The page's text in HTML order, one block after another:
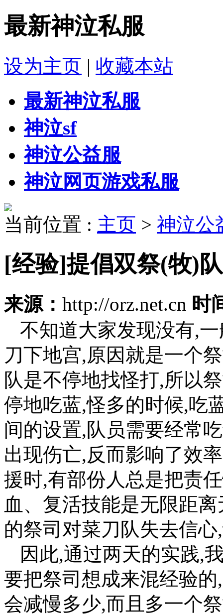
最新神泣私服
设为主页 | 收藏本站
最新神泣私服
神泣sf
神泣公益服
神泣网页游戏私服
当前位置 : 主页 > 神泣公
[经验]提倡双祭(牧)队
来源： http://orz.net.cn 时
不知道大家发现没有,
刀下地宫,原因就是一个
队是不停地找怪打,所以
停地吃蓝,怪多的时候,吃
间的设置,队员需要经常
出现伤亡,反而影响了效
援时,有部份人总是把责
血、复活技能是无限距
的祭司对菜刀队失去信
因此,通过两天的实践,
要把祭司想成来混经验
会减慢多少,而且多一个